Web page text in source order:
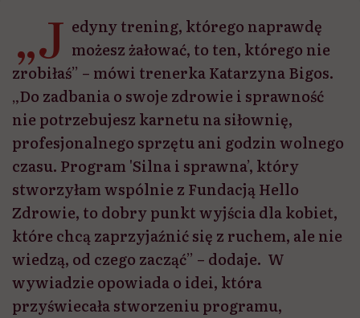
„J edyny trening, którego naprawdę
możesz żałować, to ten, którego nie
zrobiłaś” – mówi trenerka Katarzyna Bigos.
„Do zadbania o swoje zdrowie i sprawność
nie potrzebujesz karnetu na siłownię,
profesjonalnego sprzętu ani godzin wolnego
czasu. Program 'Silna i sprawna’, który
stworzyłam wspólnie z Fundacją Hello
Zdrowie, to dobry punkt wyjścia dla kobiet,
które chcą zaprzyjaźnić się z ruchem, ale nie
wiedzą, od czego zacząć” – dodaje. W
wywiadzie opowiada o idei, która
przyświecała stworzeniu programu,